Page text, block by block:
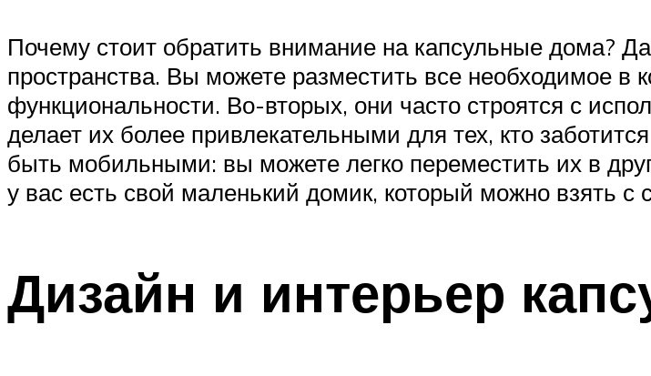
Почему стоит обратить внимание на капсульные дома?
пространства. Вы можете разместить все необходимое в
функциональности. Во-вторых, они часто строятся с
делает их более привлекательными для тех, кто
быть мобильными: вы можете легко переместить их в
у вас есть свой маленький домик, который можно взять
Дизайн и интерьер